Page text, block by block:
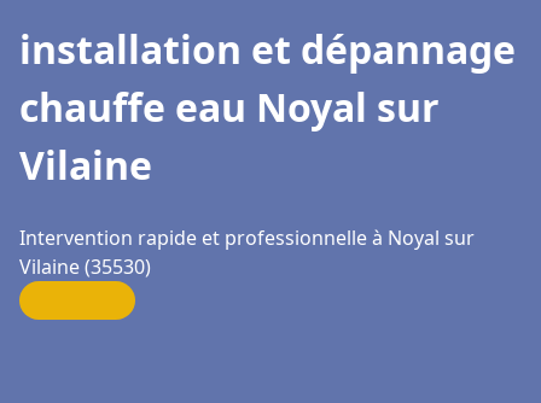
installation et dépannage
chauffe eau Noyal sur
Vilaine
Intervention rapide et professionnelle à Noyal sur
Vilaine (35530)